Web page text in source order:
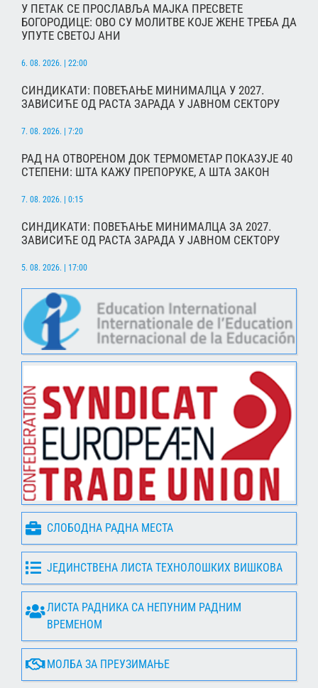
У ПЕТАК СЕ ПРОСЛАВЉА МАЈКА ПРЕСВЕТЕ
БОГОРОДИЦЕ: ОВО СУ МОЛИТВЕ КОЈЕ ЖЕНЕ ТРЕБА ДА
УПУТЕ СВЕТОЈ АНИ
6. 08. 2026. | 22:00
СИНДИКАТИ: ПОВЕЋАЊЕ МИНИМАЛЦА У 2027.
ЗАВИСИЋЕ ОД РАСТА ЗАРАДА У ЈАВНОМ СЕКТОРУ
7. 08. 2026. | 7:20
РАД НА ОТВОРЕНОМ ДОК ТЕРМОМЕТАР ПОКАЗУЈЕ 40
СТЕПЕНИ: ШТА КАЖУ ПРЕПОРУКЕ, А ШТА ЗАКОН
7. 08. 2026. | 0:15
СИНДИКАТИ: ПОВЕЋАЊЕ МИНИМАЛЦА ЗА 2027.
ЗАВИСИЋЕ ОД РАСТА ЗАРАДА У ЈАВНОМ СЕКТОРУ
5. 08. 2026. | 17:00
СЛОБОДНА РАДНА МЕСТА
ЈЕДИНСТВЕНА ЛИСТА ТЕХНОЛОШКИХ ВИШКОВА
ЛИСТА РАДНИКА СА НЕПУНИМ РАДНИМ
ВРЕМЕНОМ
МОЛБА ЗА ПРЕУЗИМАЊЕ